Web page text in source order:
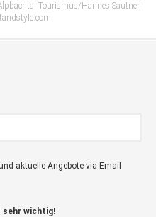
Tourismus/Hannes Sautner,
aktuelle Angebote via Email
sehr wichtig!